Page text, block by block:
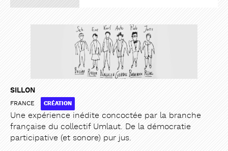
SILLON
FRANCE CRÉATION
Une expérience inédite concoctée par la branche
française du collectif Umlaut. De la démocratie
participative (et sonore) pur jus.
PARTAGER
PARTAGER